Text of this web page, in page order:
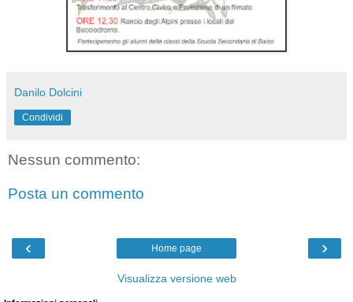
Danilo Dolcini
Condividi
Nessun commento:
Posta un commento
‹ ›
Home page
Visualizza versione web